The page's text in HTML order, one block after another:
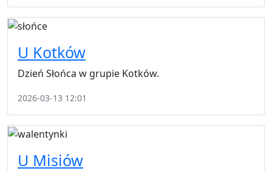
U Kotków
Dzień Słońca w grupie Kotków.
2026-03-13 12:01
U Misiów